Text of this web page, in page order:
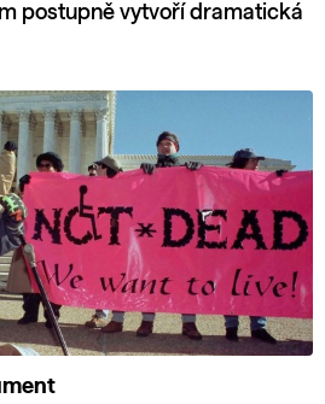
postupně vytvoří dramatická